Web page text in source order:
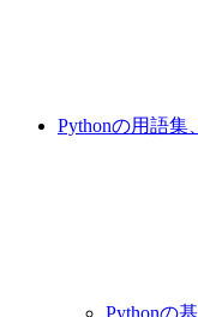
Pythonの用語集
Pythonの